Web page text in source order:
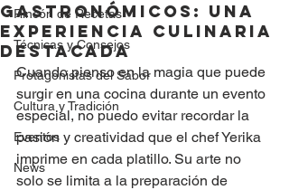
Rincón de Recetas
Técnicas y Consejos
Protagonistas del Sabor
Cultura y Tradición
Eventos
News
gastronómicos: una
experiencia culinaria
destacada
Cuando pienso en la magia que puede
surgir en una cocina durante un evento
especial, no puedo evitar recordar la
pasión y creatividad que el chef Yerika
imprime en cada platillo. Su arte no
solo se limita a la preparación de